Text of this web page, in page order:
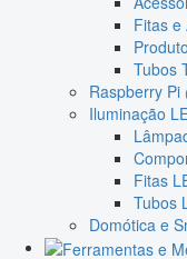
Fitas e
Tubos
Raspberry Pi
Iluminação
Fitas
Tubos
Domótica e